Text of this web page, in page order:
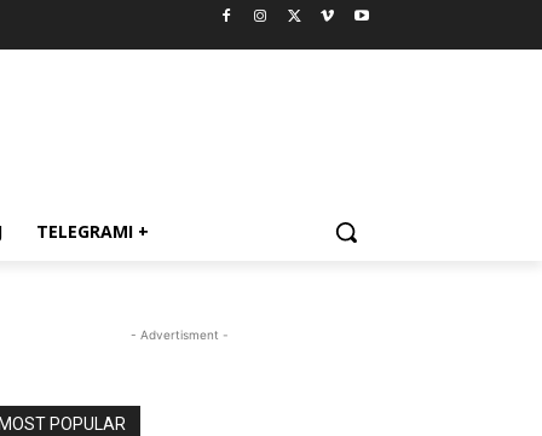
TELEGRAMI +
- Advertisment -
MOST POPULAR